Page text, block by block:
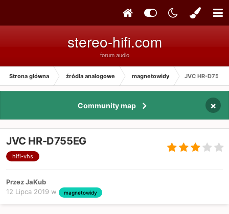
stereo-hifi.com
forum audio
Strona główna źródła analogowe magnetowidy JVC HR-
Community map ×
JVC HR-D755EG
hifi-vhs
Przez JaKub
12 Lipca 2019 w magnetowidy